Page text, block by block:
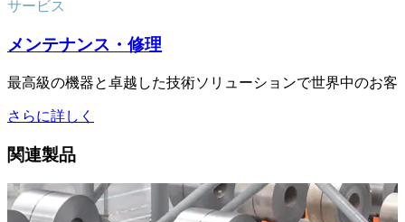
サービス
メンテナンス・修理
最高級の機器と卓越した技術ソリューションで世界中のお客
さらに詳しく
関連製品